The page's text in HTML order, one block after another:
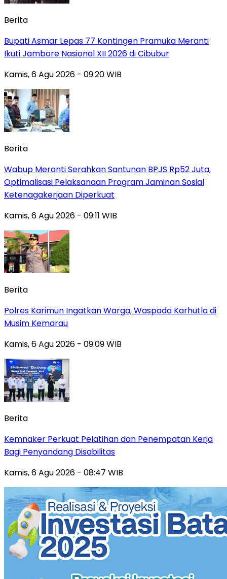
Berita
Bupati Asmar Lepas 77 Kontingen Pramuka Meranti
Ikuti Jambore Nasional XII 2026 di Cibubur
Kamis, 6 Agu 2026 - 09:20 WIB
Berita
Wabup Meranti Serahkan Santunan BPJS Rp52 Juta,
Optimalisasi Pelaksanaan Program Jaminan Sosial
Ketenagakerjaan Diperkuat
Kamis, 6 Agu 2026 - 09:11 WIB
Berita
Polres Karimun Ingatkan Warga, Waspada Karhutla di
Musim Kemarau
Kamis, 6 Agu 2026 - 09:09 WIB
Berita
Kemnaker Perkuat Pelatihan dan Penempatan Kerja
Bagi Penyandang Disabilitas
Kamis, 6 Agu 2026 - 08:47 WIB